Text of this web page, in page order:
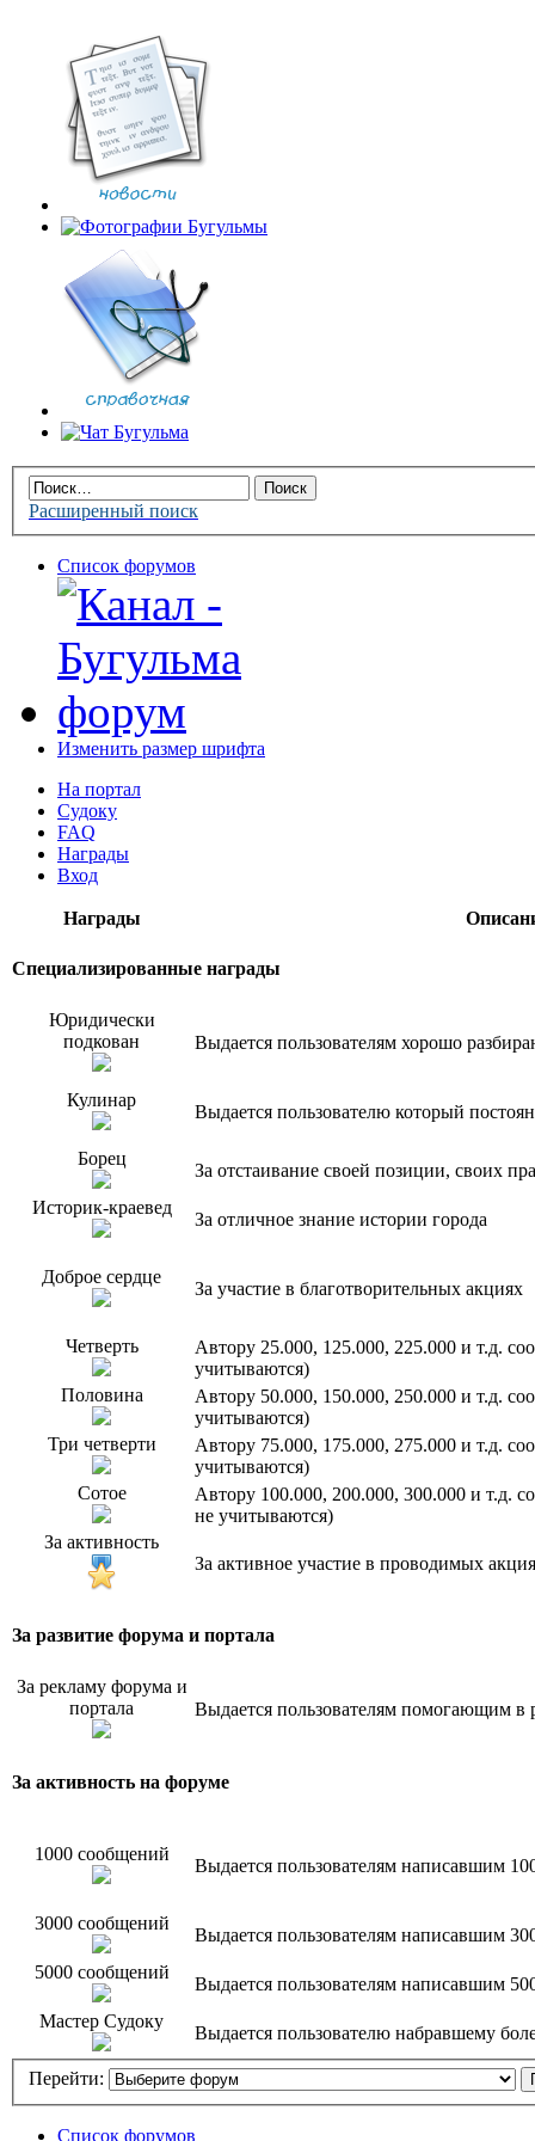
Расширенный поиск
Список форумов
Изменить размер шрифта
На портал
Судоку
FAQ
Награды
Вход
Награды
Специализированные награды
Юридически
подкован
Выдается пользователям хорошо
Кулинар
Выдается пользователю который
Борец
За отстаивание своей позиции, своих
Историк-краевед
За отличное знание истории города
Доброе сердце
За участие в благотворительных акциях
Четверть
Автору 25.000, 125.000, 225.000 и т.д.
учитываются)
Половина
Автору 50.000, 150.000, 250.000 и т.д.
учитываются)
Три четверти
Автору 75.000, 175.000, 275.000 и т.д.
учитываются)
Сотое
Автору 100.000, 200.000, 300.000 и т.д.
не учитываются)
За активность
За активное участие в проводимых
За развитие форума и портала
За рекламу форума и
портала
Выдается пользователям помогающим в
За активность на форуме
1000 сообщений
Выдается пользователям написавшим
3000 сообщений
Выдается пользователям написавшим
5000 сообщений
Выдается пользователям написавшим
Мастер Судоку
Выдается пользователю набравшему
Перейти:
Список форумов